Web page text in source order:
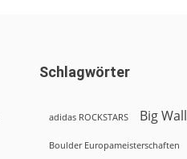
Schlagwörter
adidas ROCKSTARS Big Wall
Boulder Europameisterschaften